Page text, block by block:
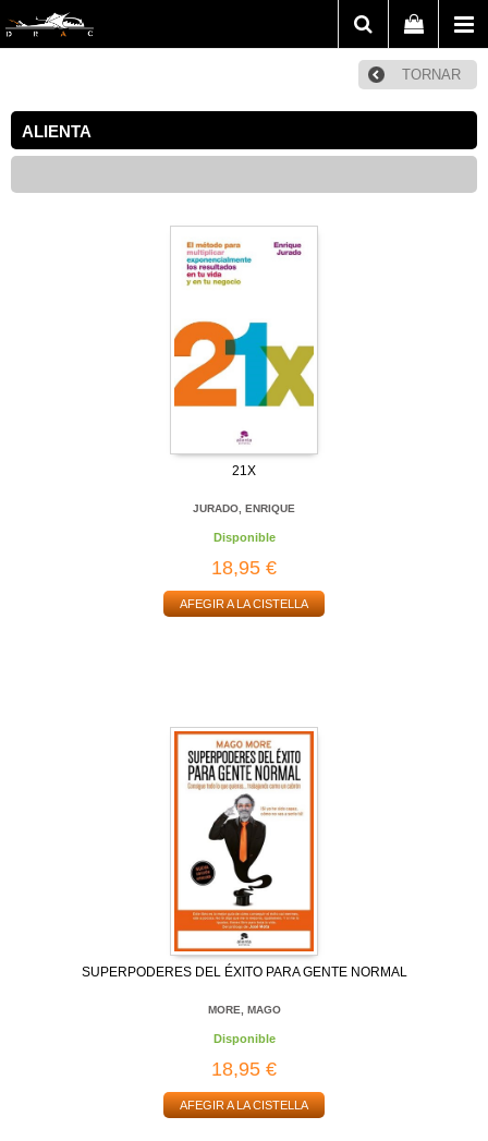
TORNAR
ALIENTA
21X
JURADO, ENRIQUE
Disponible
18,95 €
AFEGIR A LA CISTELLA
SUPERPODERES DEL ÉXITO PARA GENTE NORMAL
MORE, MAGO
Disponible
18,95 €
AFEGIR A LA CISTELLA